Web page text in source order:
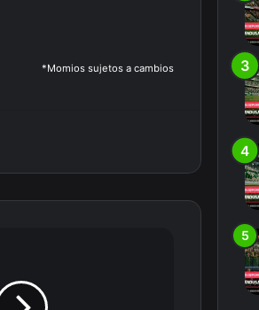
*Momios sujetos a cambios